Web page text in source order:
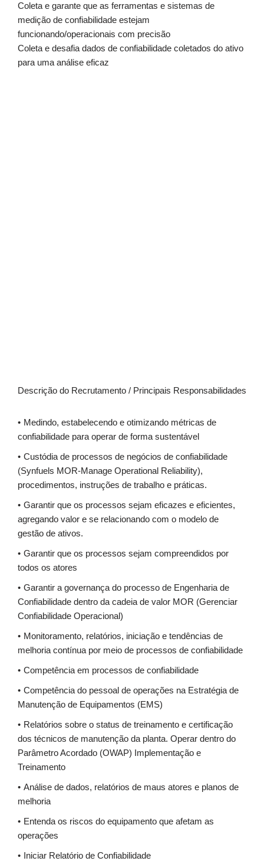
Coleta e garante que as ferramentas e sistemas de
medição de confiabilidade estejam
funcionando/operacionais com precisão
Coleta e desafia dados de confiabilidade coletados do ativo
para uma análise eficaz
Descrição do Recrutamento / Principais Responsabilidades
Medindo, estabelecendo e otimizando métricas de
confiabilidade para operar de forma sustentável
Custódia de processos de negócios de confiabilidade
(Synfuels MOR-Manage Operational Reliability),
procedimentos, instruções de trabalho e práticas.
Garantir que os processos sejam eficazes e eficientes,
agregando valor e se relacionando com o modelo de
gestão de ativos.
Garantir que os processos sejam compreendidos por
todos os atores
Garantir a governança do processo de Engenharia de
Confiabilidade dentro da cadeia de valor MOR (Gerenciar
Confiabilidade Operacional)
Monitoramento, relatórios, iniciação e tendências de
melhoria contínua por meio de processos de confiabilidade
Competência em processos de confiabilidade
Competência do pessoal de operações na Estratégia de
Manutenção de Equipamentos (EMS)
Relatórios sobre o status de treinamento e certificação
dos técnicos de manutenção da planta. Operar dentro do
Parâmetro Acordado (OWAP) Implementação e
Treinamento
Análise de dados, relatórios de maus atores e planos de
melhoria
Entenda os riscos do equipamento que afetam as
operações
Iniciar Relatório de Confiabilidade